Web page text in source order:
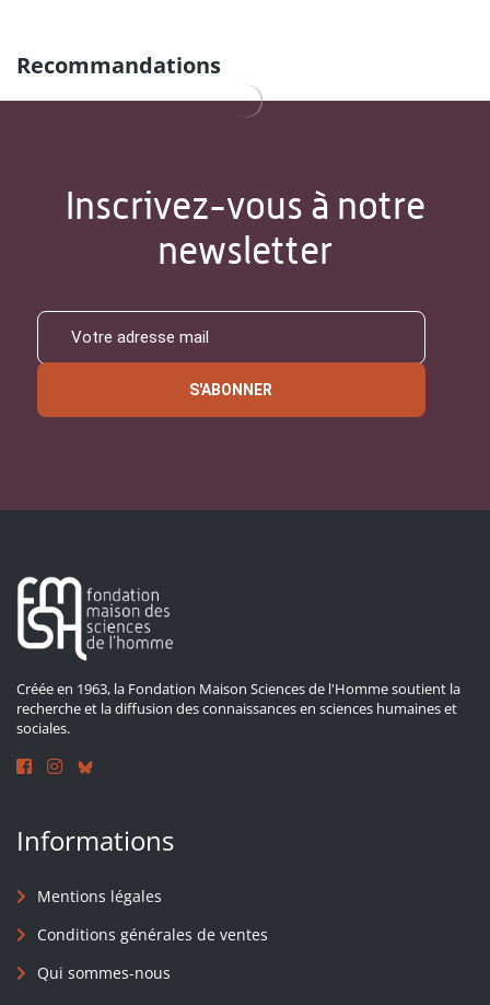
Recommandations
Inscrivez-vous à notre
newsletter
S'ABONNER
Créée en 1963, la Fondation Maison Sciences de l'Homme soutient la
recherche et la diffusion des connaissances en sciences humaines et
sociales.
Informations
Mentions légales
Conditions générales de ventes
Qui sommes-nous